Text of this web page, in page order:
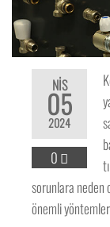
NIS
05
2024
0
sorunlara neden
önemli